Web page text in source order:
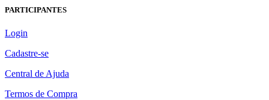
PARTICIPANTES
Login
Cadastre-se
Central de Ajuda
Termos de Compra